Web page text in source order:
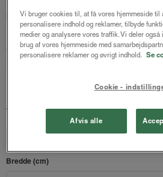
m/snoretræk
Astrid
down m/snoretræk
fra 857 kr.
1142 kr.
Design dit gardin
Bredde (cm)
Vi bruger cookies til, at få vores hjemmeside til
personalisere indhold og reklamer, tilbyde
medier og analysere vores traffik. Vi deler også
brug af vores hjemmeside med
personalisere reklamer og øvrigt indhold. Se
Cookie -
Afvis alle